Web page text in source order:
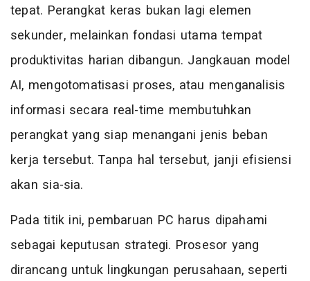
tepat. Perangkat keras bukan lagi elemen
sekunder, melainkan fondasi utama tempat
produktivitas harian dibangun. Jangkauan model
AI, mengotomatisasi proses, atau menganalisis
informasi secara real-time membutuhkan
perangkat yang siap menangani jenis beban
kerja tersebut. Tanpa hal tersebut, janji efisiensi
akan sia-sia.
Pada titik ini, pembaruan PC harus dipahami
sebagai keputusan strategi. Prosesor yang
dirancang untuk lingkungan perusahaan, seperti